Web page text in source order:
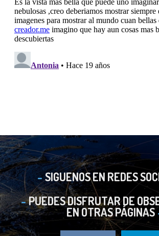
SIGUENOS EN REDES
PUEDES DISFRUTAR DE
EN OTRAS PÁGINAS